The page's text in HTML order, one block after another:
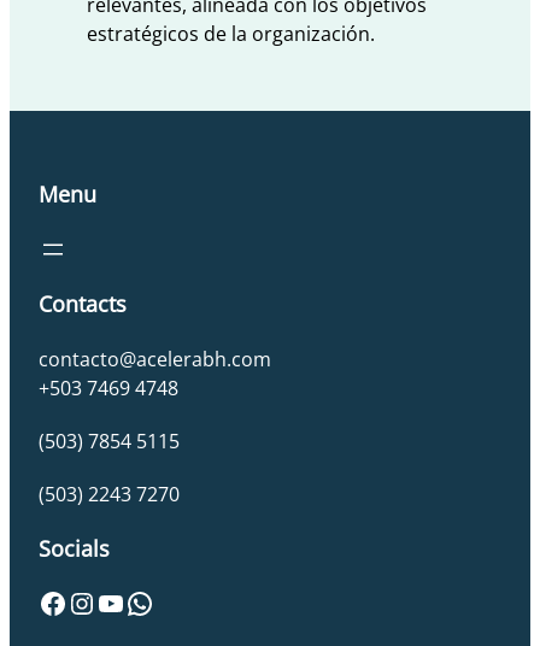
estratégicos de la organización.
Menu
Contacts
contacto@acelerabh.com
+503 7469 4748
(503) 7854 5115
(503) 2243 7270
Socials
Facebook InstagramYouTube WhatsApp